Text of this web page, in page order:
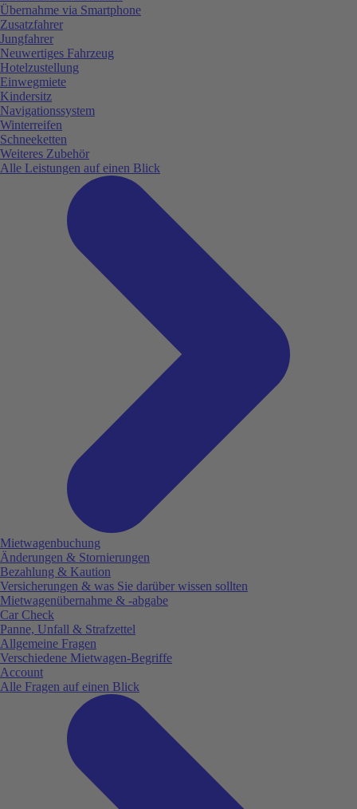
Übernahme via Smartphone
Zusatzfahrer
Jungfahrer
Neuwertiges Fahrzeug
Hotelzustellung
Einwegmiete
Kindersitz
Navigationssystem
Winterreifen
Schneeketten
Weiteres Zubehör
Alle Leistungen auf einen Blick
Mietwagenbuchung
Änderungen & Stornierungen
Bezahlung & Kaution
Versicherungen & was Sie darüber wissen sollten
Mietwagenübernahme & -abgabe
Car Check
Panne, Unfall & Strafzettel
Allgemeine Fragen
Verschiedene Mietwagen-Begriffe
Account
Alle Fragen auf einen Blick